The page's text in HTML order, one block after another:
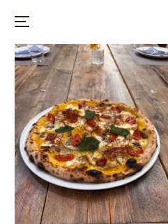
Skip
content
Menu